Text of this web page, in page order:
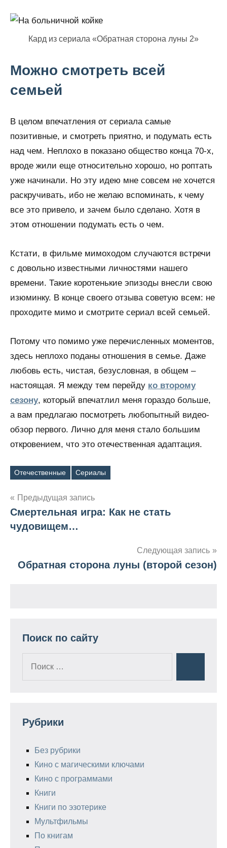
Кард из сериала «Обратная сторона луны 2»
Можно смотреть всей
семьей
В целом впечатления от сериала самые
позитивные, и смотреть приятно, и подумать есть
над чем. Неплохо в показано общество конца 70-х,
вроде жили еще относительно хорошо, но роптать
уже начинали. Но эту идею мне совсем не хочется
раскручивать, ибо не желаю вспоминать, к чему
все это привело, и зачем было сделано. Хотя в
этом отношении подумать есть о чем.
Кстати, в фильме мимоходом случаются встречи
с довольно известными личностями нашего
времени. Такие коротенькие эпизоды внесли свою
изюминку. В конце своего отзыва советую всем: не
проходите мимо и смотрите сериал всей семьей.
Потому что помимо уже перечисленных моментов,
здесь неплохо поданы отношения в семье. Даже
любовь есть, чистая, безусловная, в общем –
настоящая. Я между тем перейду ко второму
сезону, который впечатлил меня гораздо больше,
а вам предлагаю посмотреть любопытный видео-
обзор первого. Лично для меня стало большим
откровением, что это отечественная адаптация.
Метки
Отечественные Сериалы
Навигация
по
Предыдущая запись
Смертельная игра: Как не стать
чудовищем…
Следующая запись
Обратная сторона луны (второй сезон)
Поиск по сайту
Рубрики
Без рубрики
Кино с магическими ключами
Кино с программами
Книги
Книги по эзотерике
Мультфильмы
По книгам